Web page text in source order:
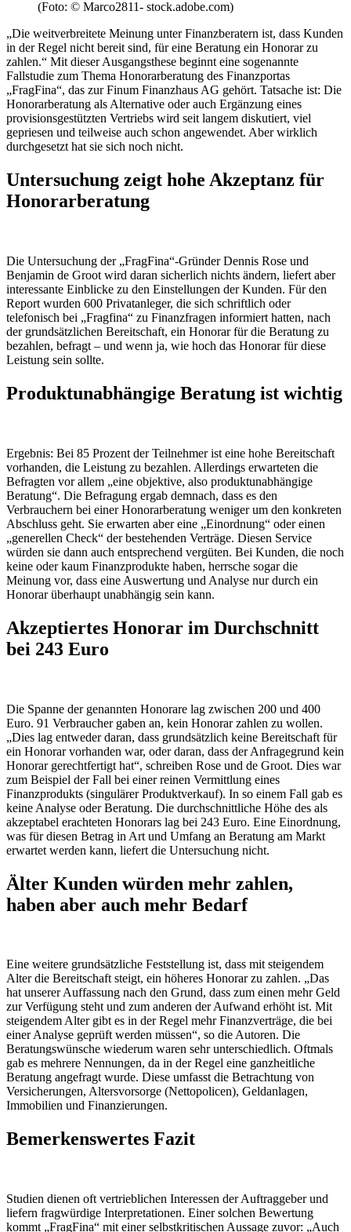
(Foto: © Marco2811- stock.adobe.com)
„Die weitverbreitete Meinung unter Finanzberatern ist, dass Kunden
in der Regel nicht bereit sind, für eine Beratung ein Honorar zu
zahlen.“ Mit dieser Ausgangsthese beginnt eine sogenannte
Fallstudie zum Thema Honorarberatung des Finanzportas
„FragFina“, das zur Finum Finanzhaus AG gehört. Tatsache ist: Die
Honorarberatung als Alternative oder auch Ergänzung eines
provisionsgestützten Vertriebs wird seit langem diskutiert, viel
gepriesen und teilweise auch schon angewendet. Aber wirklich
durchgesetzt hat sie sich noch nicht.
Untersuchung zeigt hohe Akzeptanz für
Honorarberatung
Die Untersuchung der „FragFina“-Gründer Dennis Rose und
Benjamin de Groot wird daran sicherlich nichts ändern, liefert aber
interessante Einblicke zu den Einstellungen der Kunden. Für den
Report wurden 600 Privatanleger, die sich schriftlich oder
telefonisch bei „Fragfina“ zu Finanzfragen informiert hatten, nach
der grundsätzlichen Bereitschaft, ein Honorar für die Beratung zu
bezahlen, befragt – und wenn ja, wie hoch das Honorar für diese
Leistung sein sollte.
Produktunabhängige Beratung ist wichtig
Ergebnis: Bei 85 Prozent der Teilnehmer ist eine hohe Bereitschaft
vorhanden, die Leistung zu bezahlen. Allerdings erwarteten die
Befragten vor allem „eine objektive, also produktunabhängige
Beratung“. Die Befragung ergab demnach, dass es den
Verbrauchern bei einer Honorarberatung weniger um den konkreten
Abschluss geht. Sie erwarten aber eine „Einordnung“ oder einen
„generellen Check“ der bestehenden Verträge. Diesen Service
würden sie dann auch entsprechend vergüten. Bei Kunden, die noch
keine oder kaum Finanzprodukte haben, herrsche sogar die
Meinung vor, dass eine Auswertung und Analyse nur durch ein
Honorar überhaupt unabhängig sein kann.
Akzeptiertes Honorar im Durchschnitt
bei 243 Euro
Die Spanne der genannten Honorare lag zwischen 200 und 400
Euro. 91 Verbraucher gaben an, kein Honorar zahlen zu wollen.
„Dies lag entweder daran, dass grundsätzlich keine Bereitschaft für
ein Honorar vorhanden war, oder daran, dass der Anfragegrund kein
Honorar gerechtfertigt hat“, schreiben Rose und de Groot. Dies war
zum Beispiel der Fall bei einer reinen Vermittlung eines
Finanzprodukts (singulärer Produktverkauf). In so einem Fall gab es
keine Analyse oder Beratung. Die durchschnittliche Höhe des als
akzeptabel erachteten Honorars lag bei 243 Euro. Eine Einordnung,
was für diesen Betrag in Art und Umfang an Beratung am Markt
erwartet werden kann, liefert die Untersuchung nicht.
Älter Kunden würden mehr zahlen,
haben aber auch mehr Bedarf
Eine weitere grundsätzliche Feststellung ist, dass mit steigendem
Alter die Bereitschaft steigt, ein höheres Honorar zu zahlen. „Das
hat unserer Auffassung nach den Grund, dass zum einen mehr Geld
zur Verfügung steht und zum anderen der Aufwand erhöht ist. Mit
steigendem Alter gibt es in der Regel mehr Finanzverträge, die bei
einer Analyse geprüft werden müssen“, so die Autoren. Die
Beratungswünsche wiederum waren sehr unterschiedlich. Oftmals
gab es mehrere Nennungen, da in der Regel eine ganzheitliche
Beratung angefragt wurde. Diese umfasst die Betrachtung von
Versicherungen, Altersvorsorge (Nettopolicen), Geldanlagen,
Immobilien und Finanzierungen.
Bemerkenswertes Fazit
Studien dienen oft vertrieblichen Interessen der Auftraggeber und
liefern fragwürdige Interpretationen. Einer solchen Bewertung
kommt „FragFina“ mit einer selbstkritischen Aussage zuvor: „Auch